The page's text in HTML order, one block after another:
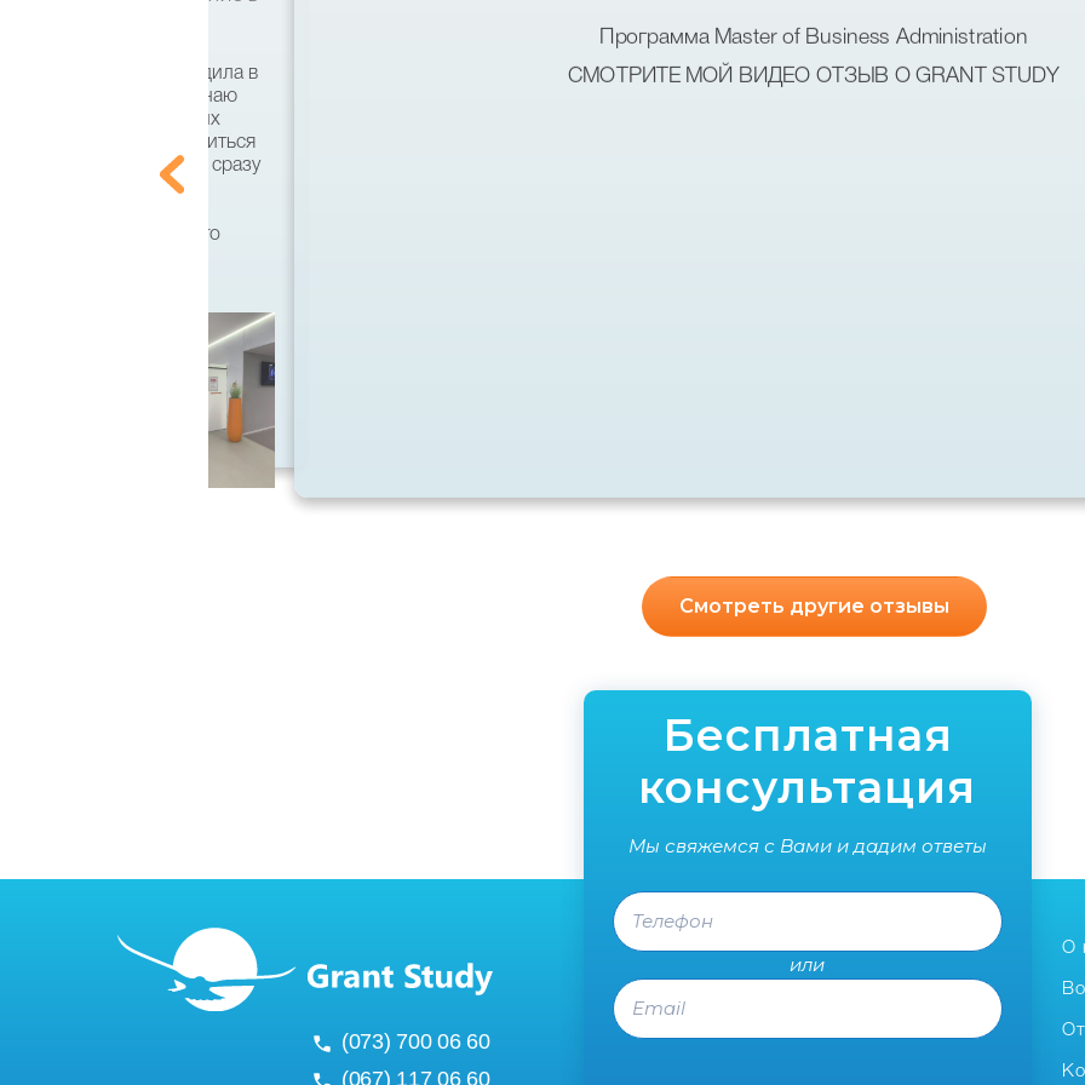
я несколько раз ездила в
язык и совсем не знаю
По совету хороших
есть возможность учиться
вузе, а поступать сразу
на бакалавра по
государственного
Программа Master of Business Administration
СМОТРИТЕ МОЙ ВИДЕО ОТЗЫВ О GRANT STUDY
Смотреть другие отзывы
(073) 700 06 60
(067) 117 06 60
Бесплатная
консультация
Мы свяжемся с Вами и дадим ответы
Телефон
или
Email
О